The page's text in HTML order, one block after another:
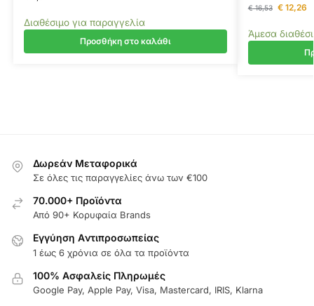
Διαθέσιμο για παραγγελία
Προσθήκη στο καλάθι
€16,53 €12,26
Άμεσα
Δωρεάν Μεταφορικά
Σε όλες τις παραγγελίες άνω των €100
70.000+ Προϊόντα
Από 90+ Κορυφαία Brands
Εγγύηση Aντιπροσωπείας
1 έως 6 χρόνια σε όλα τα προϊόντα
100% Ασφαλείς Πληρωμές
Google Pay, Apple Pay, Visa, Mastercard, IRIS, Klarna